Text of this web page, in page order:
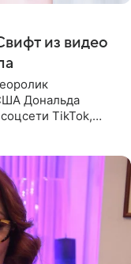
из видео
Дональда
TikTok,